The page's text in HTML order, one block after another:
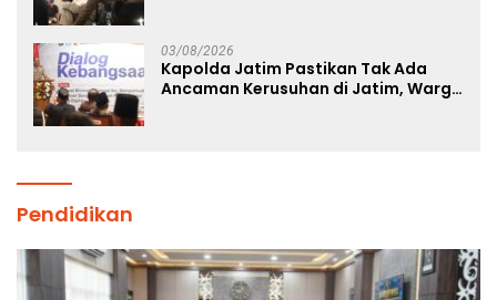
03/08/2026
Kapolda Jatim Pastikan Tak Ada
Ancaman Kerusuhan di Jatim, Warga
Pendidikan